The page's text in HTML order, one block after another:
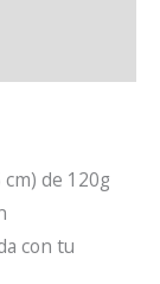
de 120g
con tu